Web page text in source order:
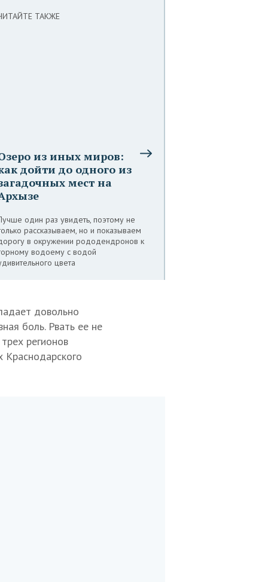
ТАКЖЕ
из иных миров:
дойти до одного из
мест на
один раз увидеть, поэтому не
рассказываем, но и показываем
в окружении рододендронов к
водоему с водой
цвета
довольно
боль. Рвать ее не
регионов